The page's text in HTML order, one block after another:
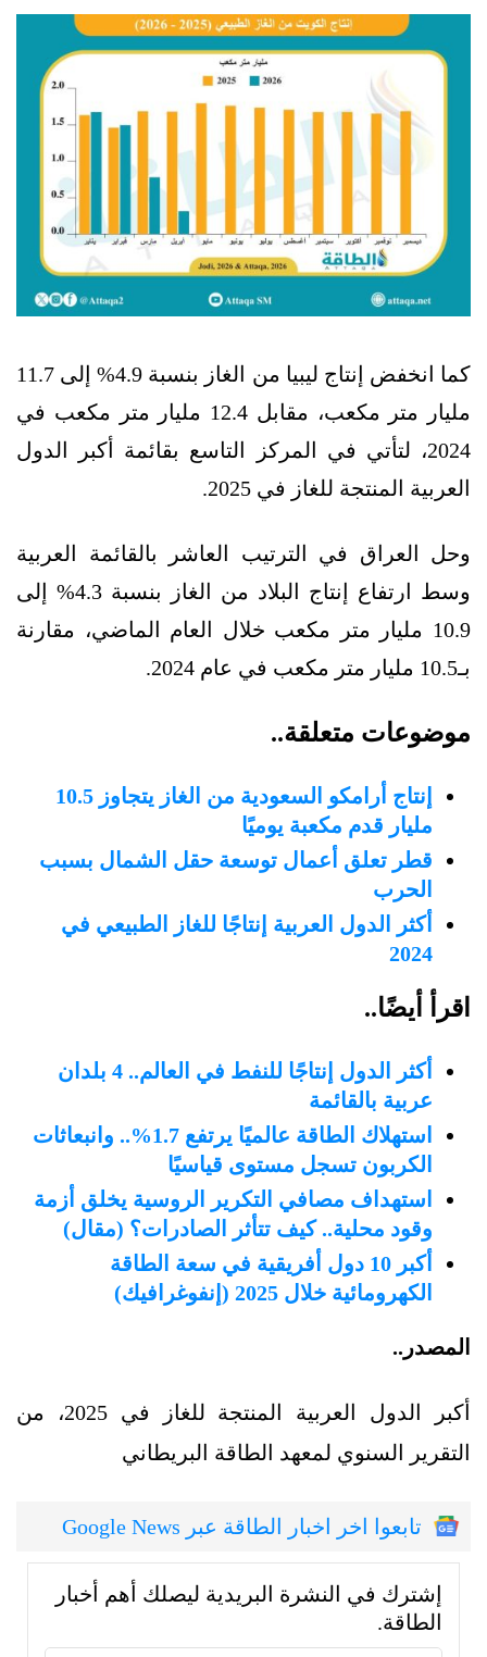
كما انخفض إنتاج ليبيا من الغاز بنسبة 4.9% إلى 11.7
مليار متر مكعب، مقابل 12.4 مليار متر مكعب في
2024، لتأتي في المركز التاسع بقائمة أكبر الدول
العربية المنتجة للغاز في 2025.
وحل العراق في الترتيب العاشر بالقائمة العربية
وسط ارتفاع إنتاج البلاد من الغاز بنسبة 4.3% إلى
10.9 مليار متر مكعب خلال العام الماضي، مقارنة
بـ10.5 مليار متر مكعب في عام 2024.
موضوعات متعلقة..
إنتاج أرامكو السعودية من الغاز يتجاوز 10.5
مليار قدم مكعبة يوميًا
قطر تعلق أعمال توسعة حقل الشمال بسبب
الحرب
أكثر الدول العربية إنتاجًا للغاز الطبيعي في
2024
اقرأ أيضًا..
أكثر الدول إنتاجًا للنفط في العالم.. 4 بلدان
عربية بالقائمة
استهلاك الطاقة عالميًا يرتفع 1.7%.. وانبعاثات
الكربون تسجل مستوى قياسيًا
استهداف مصافي التكرير الروسية يخلق أزمة
وقود محلية.. كيف تتأثر الصادرات؟ (مقال)
أكبر 10 دول أفريقية في سعة الطاقة
الكهرومائية خلال 2025 (إنفوغرافيك)
المصدر..
أكبر الدول العربية المنتجة للغاز في 2025، من
التقرير السنوي لمعهد الطاقة البريطاني
تابعوا اخر اخبار الطاقة عبر Google News
إشترك في النشرة البريدية ليصلك أهم أخبار
الطاقة.